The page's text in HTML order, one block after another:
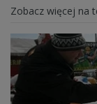
Zobacz więcej na